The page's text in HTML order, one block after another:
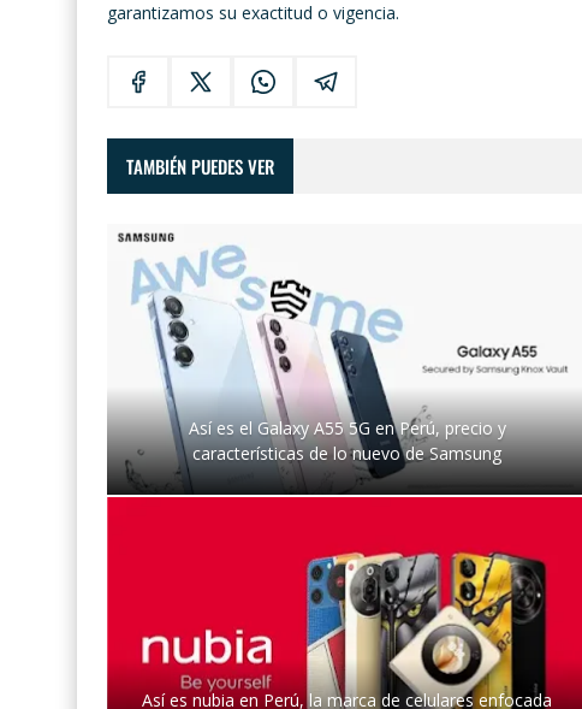
garantizamos su exactitud o vigencia.
TAMBIÉN PUEDES VER
Así es el Galaxy A55 5G en Perú, precio y
características de lo nuevo de Samsung
Así es nubia en Perú, la marca de celulares enfocada